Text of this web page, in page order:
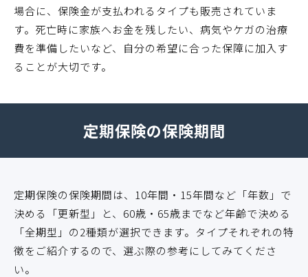
場合に、保険金が支払われるタイプも販売されていま
す。死亡時に家族へお金を残したい、病気やケガの治療
費を準備したいなど、自分の希望に合った保障に加入す
ることが大切です。
定期保険の保険期間
定期保険の保険期間は、10年間・15年間など「年数」で
決める「更新型」と、60歳・65歳までなど年齢で決める
「全期型」の2種類が選択できます。タイプそれぞれの特
徴をご紹介するので、選ぶ際の参考にしてみてくださ
い。